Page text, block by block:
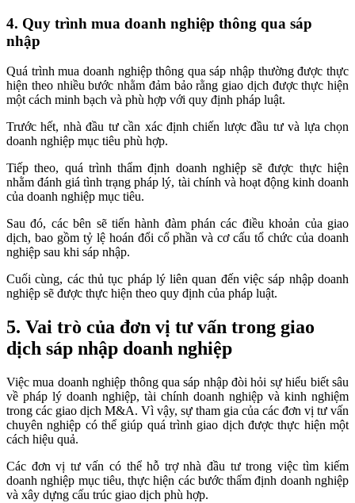
4. Quy trình mua doanh nghiệp thông qua sáp
nhập
Quá trình mua doanh nghiệp thông qua sáp nhập thường được thực
hiện theo nhiều bước nhằm đảm bảo rằng giao dịch được thực hiện
một cách minh bạch và phù hợp với quy định pháp luật.
Trước hết, nhà đầu tư cần xác định chiến lược đầu tư và lựa chọn
doanh nghiệp mục tiêu phù hợp.
Tiếp theo, quá trình thẩm định doanh nghiệp sẽ được thực hiện
nhằm đánh giá tình trạng pháp lý, tài chính và hoạt động kinh doanh
của doanh nghiệp mục tiêu.
Sau đó, các bên sẽ tiến hành đàm phán các điều khoản của giao
dịch, bao gồm tỷ lệ hoán đổi cổ phần và cơ cấu tổ chức của doanh
nghiệp sau khi sáp nhập.
Cuối cùng, các thủ tục pháp lý liên quan đến việc sáp nhập doanh
nghiệp sẽ được thực hiện theo quy định của pháp luật.
5. Vai trò của đơn vị tư vấn trong giao
dịch sáp nhập doanh nghiệp
Việc mua doanh nghiệp thông qua sáp nhập đòi hỏi sự hiểu biết sâu
về pháp lý doanh nghiệp, tài chính doanh nghiệp và kinh nghiệm
trong các giao dịch M&A. Vì vậy, sự tham gia của các đơn vị tư vấn
chuyên nghiệp có thể giúp quá trình giao dịch được thực hiện một
cách hiệu quả.
Các đơn vị tư vấn có thể hỗ trợ nhà đầu tư trong việc tìm kiếm
doanh nghiệp mục tiêu, thực hiện các bước thẩm định doanh nghiệp
và xây dựng cấu trúc giao dịch phù hợp.